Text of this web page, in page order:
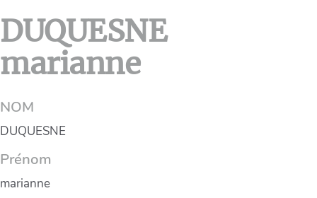
DUQUESNE
marianne
NOM
DUQUESNE
Prénom
marianne